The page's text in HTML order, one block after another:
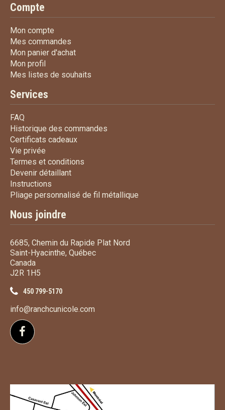
Compte
Mon compte
Mes commandes
Mon panier d'achatMon panier d'achat
Mon profil
Mes listes de souhaits
Services
FAQ
Historique des commandes
Certificats cadeauxCertificats cadeaux
Vie privée
Termes et conditions
Devenir détaillantDevenir détaillant
Instructions
Pliage personnalisé de fil métallique
Nous joindre
6685, Chemin du Rapide Plat Nord
Saint-Hyacinthe, Québec
Canada
J2R 1H5
450 799-5170
info@ranchcunicole.com
Suivez-nous sur Facebook